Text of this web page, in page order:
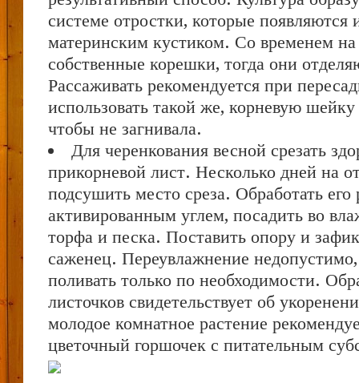
системе отростки, которые появляются
материнским кустиком. Со временем
собственные корешки, тогда они
Рассаживать рекомендуется при
использовать такой же, корневую шейку
чтобы не загнивала.
Для черенкования весной срезать
прикорневой лист. Несколько дней на
подсушить место среза. Обработать
активированным углем, посадить во
торфа и песка. Поставить опору и
саженец. Переувлажнение
поливать только по необходимости.
листочков свидетельствует об
молодое комнатное растение
цветочный горшочек с питательным